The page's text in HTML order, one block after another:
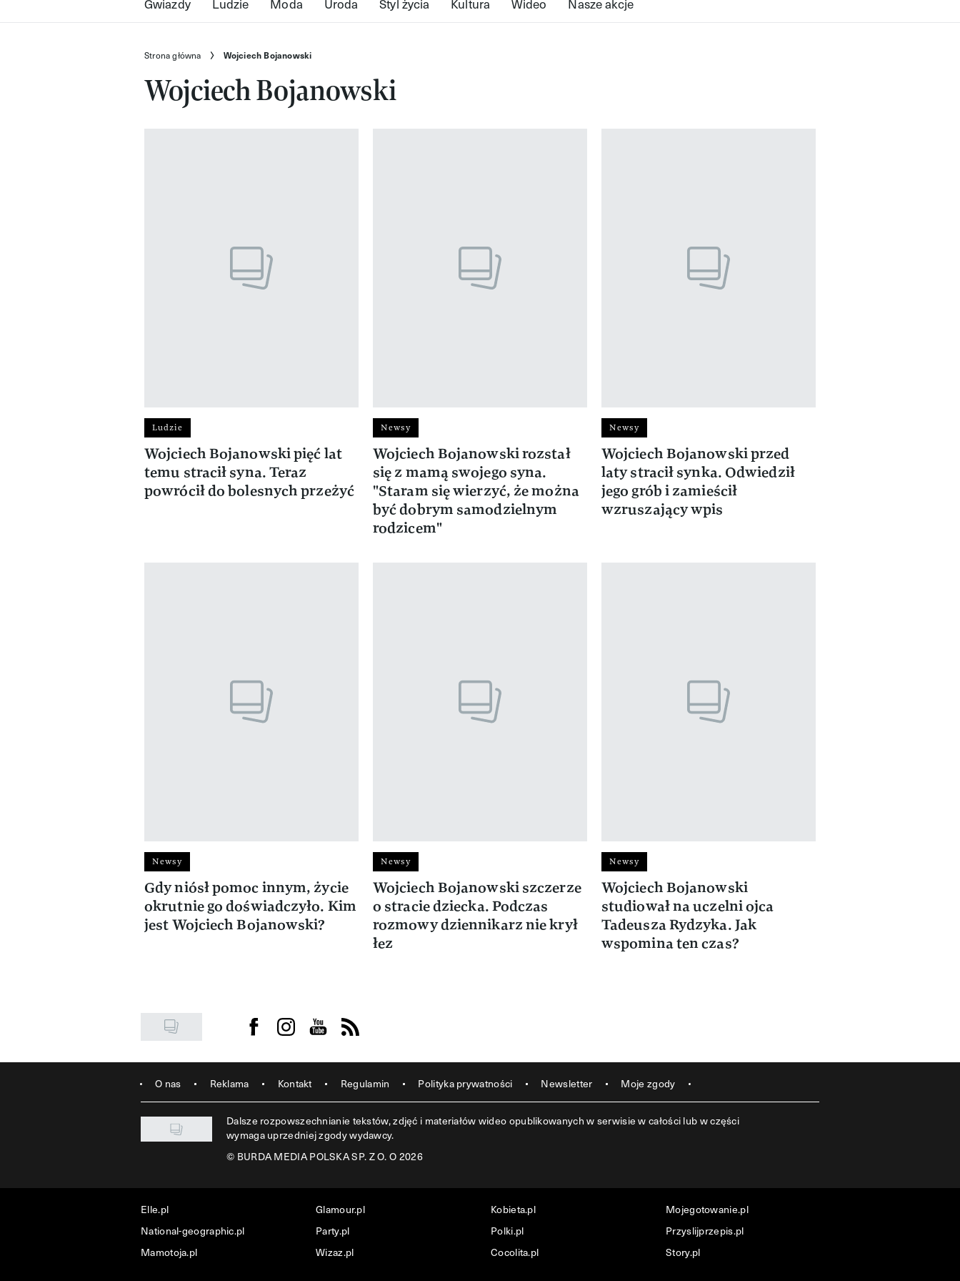
Strona główna Wojciech Bojanowski
Wojciech Bojanowski
Ludzie
Wojciech Bojanowski pięć lat
temu stracił syna. Teraz
powrócił do bolesnych przeżyć
Newsy
Wojciech Bojanowski rozstał
się z mamą swojego syna.
"Staram się wierzyć, że można
być dobrym samodzielnym
rodzicem"
Newsy
Wojciech Bojanowski przed
laty stracił synka. Odwiedził
jego grób i zamieścił
wzruszający wpis
Newsy
Gdy niósł pomoc innym, życie
okrutnie go doświadczyło. Kim
jest Wojciech Bojanowski?
Newsy
Wojciech Bojanowski szczerze
o stracie dziecka. Podczas
rozmowy dziennikarz nie krył
łez
Newsy
Wojciech Bojanowski
studiował na uczelni ojca
Tadeusza Rydzyka. Jak
wspomina ten czas?
Visit us on Facebook
Visit us on Instagram
Visit us on Youtube
Visit us on Rss
O nas Reklama Kontakt Regulamin Polityka prywatności Newsletter Moje zgody
Dalsze rozpowszechnianie tekstów, zdjęć i materiałów wideo opublikowanych w serwisie w całości lub w części
wymaga uprzedniej zgody wydawcy.
© BURDA MEDIA POLSKA SP. Z O. O 2026
Elle.pl Glamour.pl Kobieta.pl
Mojegotowanie.pl
National-geographic.pl
Party.pl Polki.pl
Przyslijprzepis.pl
Mamotoja.pl
Wizaz.pl Cocolita.pl Story.pl